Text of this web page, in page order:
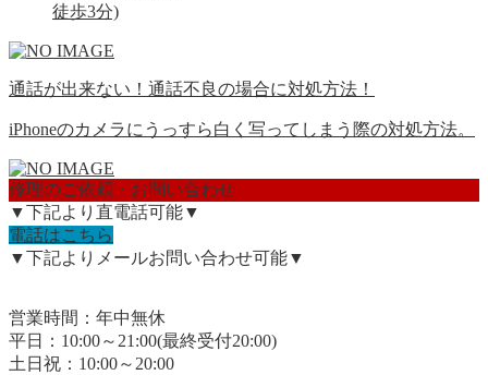
徒歩3分)
通話が出来ない！通話不良の場合に対処方法！
iPhoneのカメラにうっすら白く写ってしまう際の対処方法。
修理のご依頼・お問い合わせ
▼下記より直電話可能▼
電話はこちら
▼下記よりメールお問い合わせ可能▼
営業時間：年中無休
平日：10:00～21:00(最終受付20:00)
土日祝：10:00～20:00